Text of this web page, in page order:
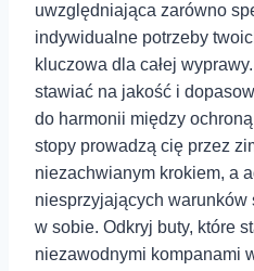
uwzględniająca zarówno
indywidualne potrzeby⁤
kluczowa dla całej
stawiać na ⁣jakość i
do harmonii ‍między
stopy prowadzą⁤ cię przez⁤
niezachwianym krokiem, a
niesprzyjających warunków
‍w sobie. Odkryj ⁣buty, które
niezawodnymi⁤ kompanami